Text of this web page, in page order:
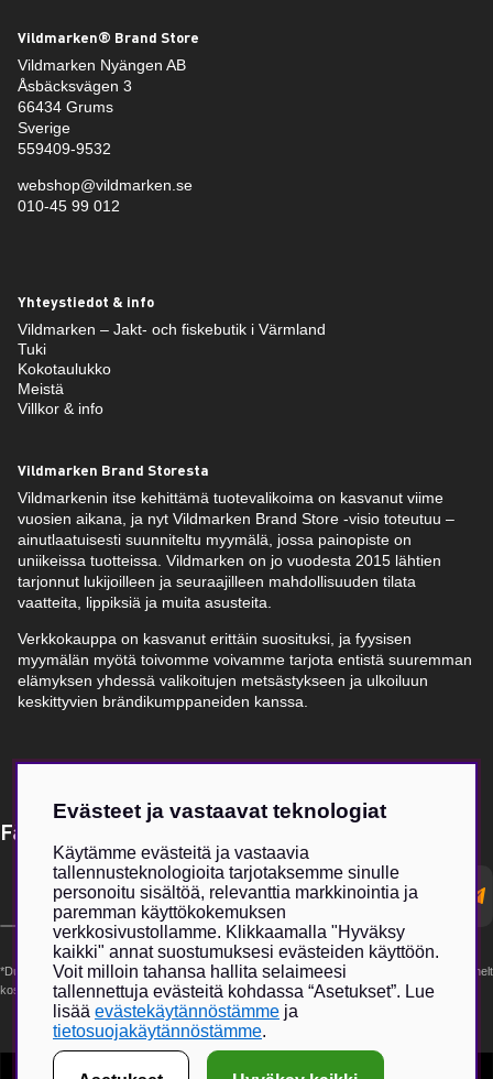
Vildmarken® Brand Store
Vildmarken Nyängen AB
Åsbäcksvägen 3
66434 Grums
Sverige
559409-9532
webshop@vildmarken.se
010-45 99 012
Yhteystiedot & info
Vildmarken – Jakt- och fiskebutik i Värmland
Tuki
Kokotaulukko
Meistä
Villkor & info
Vildmarken Brand Storesta
Vildmarkenin itse kehittämä tuotevalikoima on kasvanut viime
vuosien aikana, ja nyt Vildmarken Brand Store -visio toteutuu –
ainutlaatuisesti suunniteltu myymälä, jossa painopiste on
uniikeissa tuotteissa. Vildmarken on jo vuodesta 2015 lähtien
tarjonnut lukijoilleen ja seuraajilleen mahdollisuuden tilata
vaatteita, lippiksiä ja muita asusteita.
Verkkokauppa on kasvanut erittäin suosituksi, ja fyysisen
myymälän myötä toivomme voivamme tarjota entistä suuremman
elämyksen yhdessä valikoitujen metsästykseen ja ulkoiluun
keskittyvien brändikumppaneiden kanssa.
Få Magasin Vildmarken direkt till din e-post!*
postadress
*Du kan även få erbjudanden och nyheter från samarbetspartners. Din prenumeration är helt
kostnadsfri och kan avslutas när som helst.
Evästeet ja vastaavat teknologiat
Käytämme evästeitä ja vastaavia
tallennusteknologioita tarjotaksemme sinulle
personoitu sisältöä, relevanttia markkinointia ja
paremman käyttökokemuksen
verkkosivustollamme. Klikkaamalla "Hyväksy
kaikki" annat suostumuksesi evästeiden käyttöön.
Voit milloin tahansa hallita selaimeesi
tallennettuja evästeitä kohdassa “Asetukset”. Lue
lisää evästekäytännöstämme ja
tietosuojakäytännöstämme.